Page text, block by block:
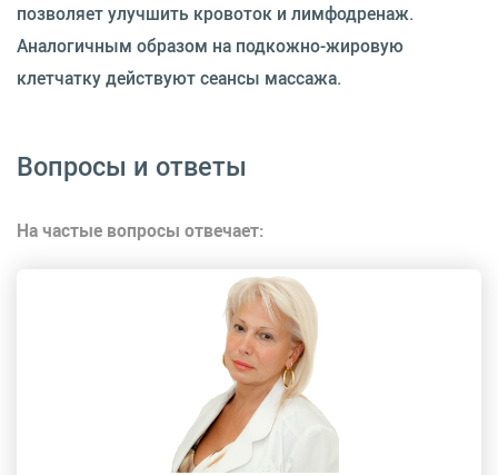
позволяет улучшить кровоток и лимфодренаж.
Аналогичным образом на подкожно-жировую
клетчатку действуют сеансы массажа.
Вопросы и ответы
На частые вопросы отвечает: